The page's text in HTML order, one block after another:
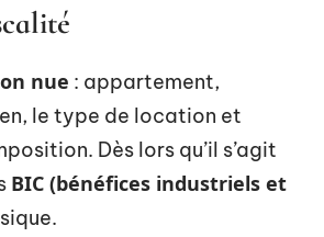
nue : appartement,
le type de location et
Dès lors qu’il s’agit
BIC (bénéfices industriels et